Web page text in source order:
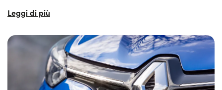
Non solo, con il Renault noleggio lungo termine ci sarà
la possibilità di cambiare auto e modelli per essere sempre
in linea con leultime innovazioni tecnologiche.
Inoltre, al termine del contratto non vi saranno né costi
nascosti, né vincoli all’acquisto, permettendo a ciascuno
di scegliere in base al proprio interesse. Il noleggio a